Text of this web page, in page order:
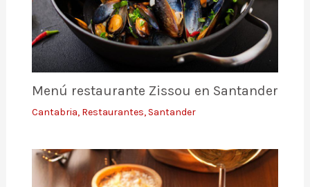
Menú restaurante Zissou en Santander
Cantabria, Restaurantes, Santander